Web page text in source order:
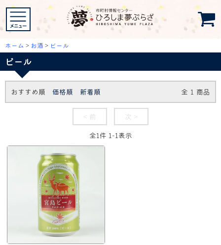
ホーム > お酒 > ビール
ビール
おすすめ順 価格順 新着順 全 1 商品
< 前
次 >
全1件 1-1表示